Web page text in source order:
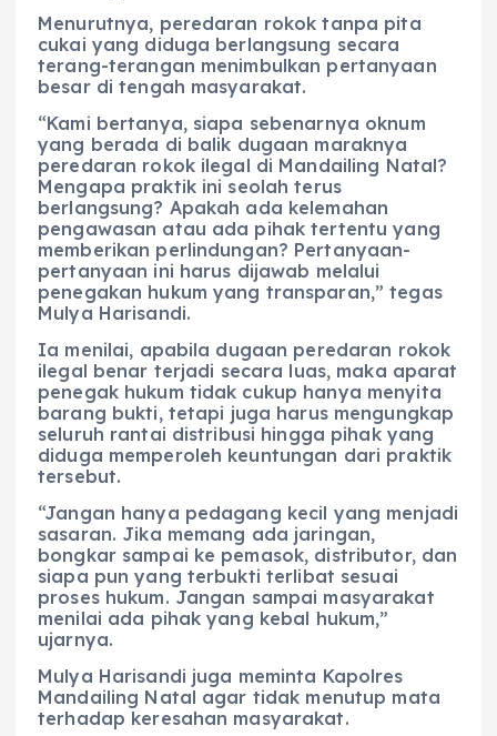
Menurutnya, peredaran rokok tanpa pita
cukai yang diduga berlangsung secara
terang-terangan menimbulkan pertanyaan
besar di tengah masyarakat.
“Kami bertanya, siapa sebenarnya oknum
yang berada di balik dugaan maraknya
peredaran rokok ilegal di Mandailing Natal?
Mengapa praktik ini seolah terus
berlangsung? Apakah ada kelemahan
pengawasan atau ada pihak tertentu yang
memberikan perlindungan? Pertanyaan-
pertanyaan ini harus dijawab melalui
penegakan hukum yang transparan,” tegas
Mulya Harisandi.
Ia menilai, apabila dugaan peredaran rokok
ilegal benar terjadi secara luas, maka aparat
penegak hukum tidak cukup hanya menyita
barang bukti, tetapi juga harus mengungkap
seluruh rantai distribusi hingga pihak yang
diduga memperoleh keuntungan dari praktik
tersebut.
“Jangan hanya pedagang kecil yang menjadi
sasaran. Jika memang ada jaringan,
bongkar sampai ke pemasok, distributor, dan
siapa pun yang terbukti terlibat sesuai
proses hukum. Jangan sampai masyarakat
menilai ada pihak yang kebal hukum,”
ujarnya.
Mulya Harisandi juga meminta Kapolres
Mandailing Natal agar tidak menutup mata
terhadap keresahan masyarakat.